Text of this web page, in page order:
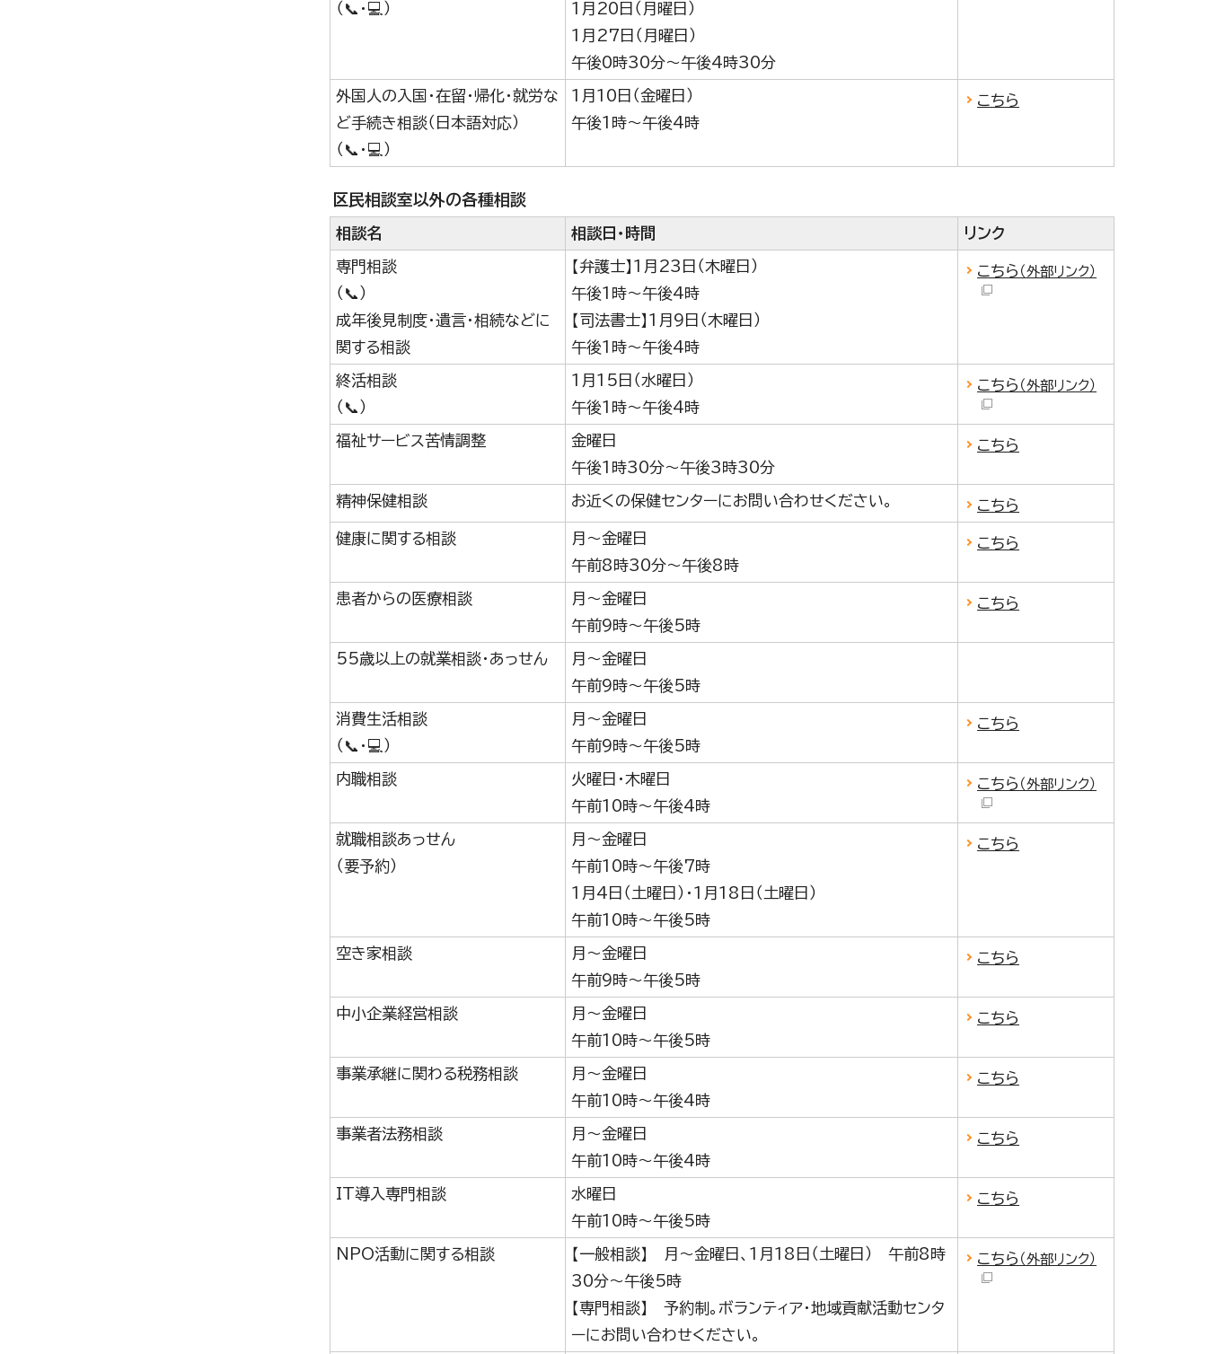
（📞・💻）
1月20日（月曜日）
1月27日（月曜日）
午後0時30分～午後4時30分
外国人の入国・在留・帰化・就労な
ど手続き相談（日本語対応）
（📞・💻）
1月10日（金曜日）
午後1時～午後4時
こちら
区民相談室以外の各種相談
相談名 相談日・時間 リンク
専門相談
（📞）
成年後見制度・遺言・相続などに
関する相談
【弁護士】1月23日（木曜日）
午後1時～午後4時
【司法書士】1月9日（木曜日）
午後1時～午後4時
こちら （外部リンク）
終活相談
（📞）
1月15日（水曜日）
午後1時～午後4時
こちら （外部リンク）
福祉サービス苦情調整
金曜日
午後1時30分～午後3時30分
こちら
精神保健相談 お近くの保健センターにお問い合わせください。 こちら
健康に関する相談
月～金曜日
午前8時30分～午後8時
こちら
患者からの医療相談
月～金曜日
午前9時～午後5時
こちら
55歳以上の就業相談・あっせん
月～金曜日
午前9時～午後5時
消費生活相談
（📞・💻）
月～金曜日
午前9時～午後5時
こちら
内職相談
火曜日・木曜日
午前10時～午後4時
こちら （外部リンク）
就職相談あっせん
（要予約）
月～金曜日
午前10時～午後7時
1月4日（土曜日）・1月18日（土曜日）
午前10時～午後5時
こちら
空き家相談
月～金曜日
午前9時～午後5時
こちら
中小企業経営相談
月～金曜日
午前10時～午後5時
こちら
事業承継に関わる税務相談
月～金曜日
午前10時～午後4時
こちら
事業者法務相談
月～金曜日
午前10時～午後4時
こちら
IT導入専門相談
水曜日
午前10時～午後5時
こちら
NPO活動に関する相談
【一般相談】 月～金曜日、1月18日（土曜日） 午前8時
30分～午後5時
【専門相談】 予約制。ボランティア・地域貢献活動センタ
ーにお問い合わせください。
こちら （外部リンク）